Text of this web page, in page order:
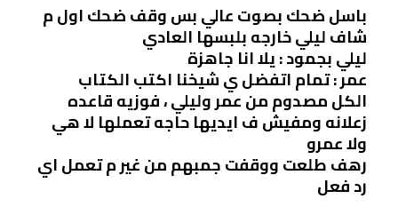
باسل ضحك بصوت عالي بس وقف ضحك اول م
شاف ليلي خارجه بلبسها العادي
ليلي بجمود : يلا انا جاهزة
عمر : تمام اتفضل ي شيخنا اكتب الكتاب
الكل مصدوم من عمر وليلي ، فوزيه قاعده
زعلانه ومفيش ف ايديها حاجه تعملها لا هي
ولا عمرو
رهف طلعت ووقفت جمبهم من غير م تعمل اي
رد فعل